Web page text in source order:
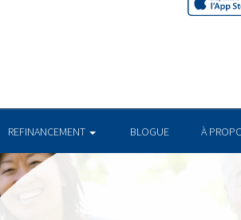
REFINANCEMENT BLOGUE À